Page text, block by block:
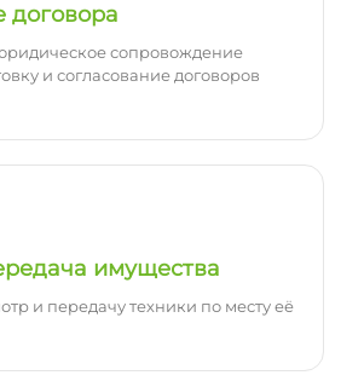
договора
сопровождение
и согласование договоров
имущества
и передачу техники по месту её